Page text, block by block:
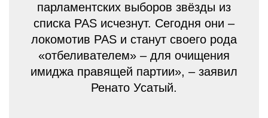
парламентских выборов звёзды из
списка PAS исчезнут. Сегодня они –
локомотив PAS и станут своего рода
«отбеливателем» – для очищения
имиджа правящей партии», – заявил
Ренато Усатый.